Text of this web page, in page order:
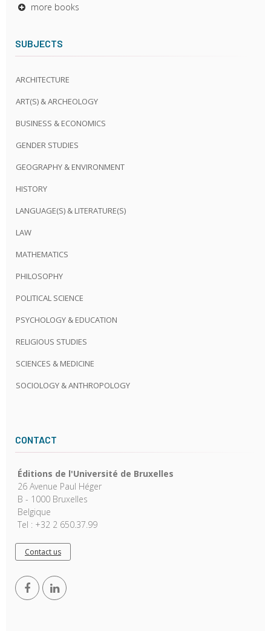
more books
SUBJECTS
ARCHITECTURE
ART(S) & ARCHEOLOGY
BUSINESS & ECONOMICS
GENDER STUDIES
GEOGRAPHY & ENVIRONMENT
HISTORY
LANGUAGE(S) & LITERATURE(S)
LAW
MATHEMATICS
PHILOSOPHY
POLITICAL SCIENCE
PSYCHOLOGY & EDUCATION
RELIGIOUS STUDIES
SCIENCES & MEDICINE
SOCIOLOGY & ANTHROPOLOGY
CONTACT
Éditions de l'Université de Bruxelles
26 Avenue Paul Héger
B - 1000 Bruxelles
Belgique
Tel : +32 2 650.37.99
Contact us